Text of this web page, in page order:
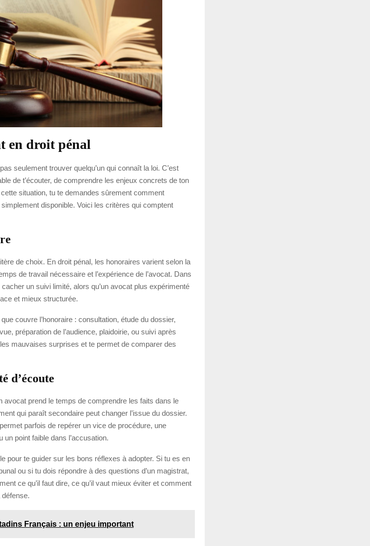
en droit pénal
seulement trouver quelqu’un qui connaît la loi. C’est
de t’écouter, de comprendre les enjeux concrets de ton
situation, tu te demandes sûrement comment
disponible. Voici les critères qui comptent
de choix. En droit pénal, les honoraires varient selon la
de travail nécessaire et l’expérience de l’avocat. Dans
un suivi limité, alors qu’un avocat plus expérimenté
et mieux structurée.
couvre l’honoraire : consultation, étude du dossier,
préparation de l’audience, plaidoirie, ou suivi après
mauvaises surprises et te permet de comparer des
d’écoute
avocat prend le temps de comprendre les faits dans le
qui paraît secondaire peut changer l’issue du dossier.
parfois de repérer un vice de procédure, une
point faible dans l’accusation.
pour te guider sur les bons réflexes à adopter. Si tu es en
ou si tu dois répondre à des questions d’un magistrat,
ce qu’il faut dire, ce qu’il vaut mieux éviter et comment
Français : un enjeu important